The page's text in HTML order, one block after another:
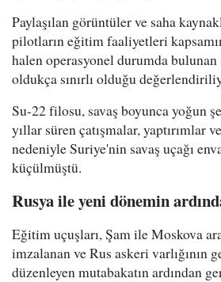
Paylaşılan görüntüler ve saha
pilotların eğitim faaliyetleri
halen operasyonel durumda bulunan
oldukça sınırlı olduğu
Su-22 filosu, savaş boyunca yoğun
yıllar süren çatışmalar, yaptırımlar
nedeniyle Suriye'nin savaş uçağı
küçülmüştü.
Rusya ile yeni dönemin
Eğitim uçuşları, Şam ile Moskova
imzalanan ve Rus askeri varlığının
düzenleyen mutabakatın ardından